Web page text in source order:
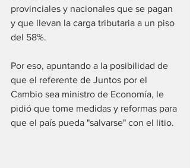
provinciales y nacionales que se pagan
y que llevan la carga tributaria a un piso
del 58%.
Por eso, apuntando a la posibilidad de
que el referente de Juntos por el
Cambio sea ministro de Economía, le
pidió que tome medidas y reformas para
que el país pueda "salvarse" con el litio.